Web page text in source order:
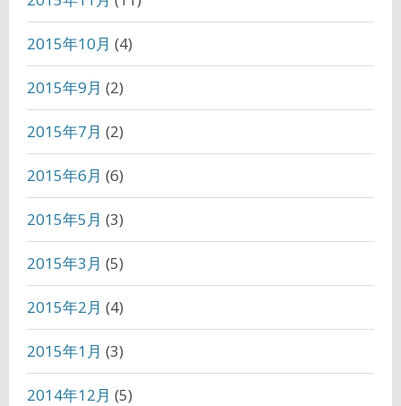
2015年10月 (4)
2015年9月 (2)
2015年7月 (2)
2015年6月 (6)
2015年5月 (3)
2015年3月 (5)
2015年2月 (4)
2015年1月 (3)
2014年12月 (5)